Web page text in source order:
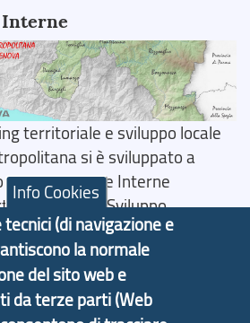
territoriale e sviluppo locale
si è sviluppato a
Aree Interne
per lo Sviluppo
al rilancio socio-economico
In particolare fornisce
sullaStrategia
, in collaborazione con Regione
Info Cookies
(di navigazione e
la normale
del sito web e
da terze parti (Web